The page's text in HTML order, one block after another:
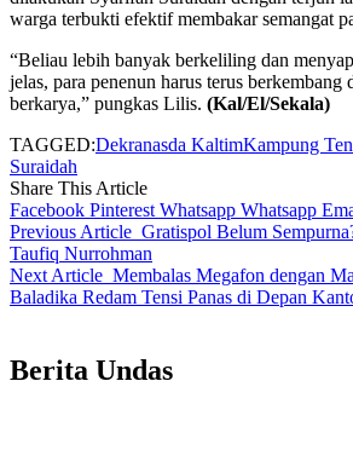
warga terbukti efektif membakar semangat
​“Beliau lebih banyak berkeliling dan
jelas, para penenun harus terus berkembang
berkarya,” pungkas Lilis. (Kal/El/Sekala)
TAGGED:Dekranasda KaltimKampung
Suraidah
Share This Article
Facebook Pinterest Whatsapp Whatsapp
Previous Article Gratispol Belum
Taufiq Nurrohman
Next Article Membalas Megafon dengan
Baladika Redam Tensi Panas di Depan
Berita Undas